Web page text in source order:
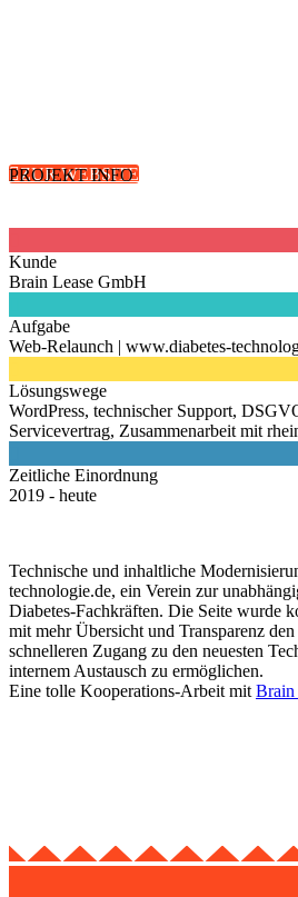
ZUR WEBSITE
PROJEKT INFO
Kunde
Brain Lease GmbH
Aufgabe
Web-Relaunch | www.diabetes-
Lösungswege
WordPress, technischer Support,
Servicevertrag, Zusammenarbeit mit
Zeitliche Einordnung
2019 - heute
Technische und inhaltliche
technologie.de, ein Verein zur
Diabetes-Fachkräften. Die Seite wurde
mit mehr Übersicht und Transparenz
schnelleren Zugang zu den neuesten
internem Austausch zu ermöglichen.
Eine tolle Kooperations-Arbeit mit Brain